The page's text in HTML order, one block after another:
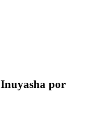
por